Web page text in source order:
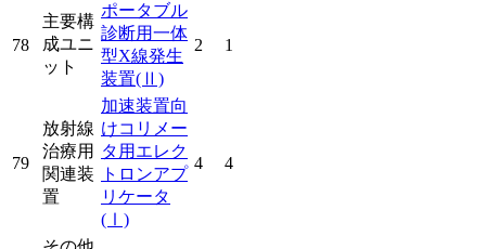
78
主要構
成ユニ
ット
ポータブル
診断用一体
型X線発生
装置(Ⅱ)
2 1
79
放射線
治療用
関連装
置
加速装置向
けコリメー
タ用エレク
トロンアプ
リケータ
(Ⅰ)
4 4